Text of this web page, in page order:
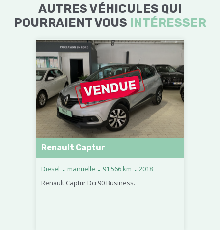
AUTRES VÉHICULES QUI
POURRAIENT VOUS INTÉRESSER
Renault Captur
Diesel . manuelle . 91 566 km . 2018
Renault Captur Dci 90 Business.